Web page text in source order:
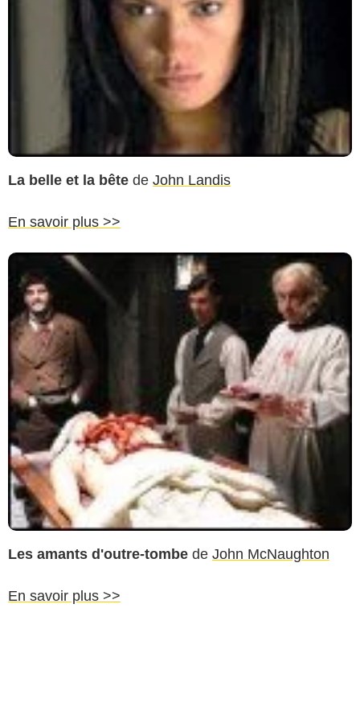
La belle et la bête de John Landis
En savoir plus >>
Les amants d'outre-tombe de John McNaughton
En savoir plus >>